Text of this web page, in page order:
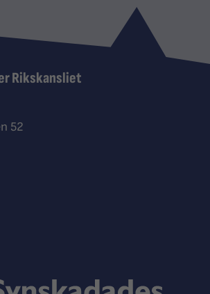
Rikskansliet
52
riksförbund